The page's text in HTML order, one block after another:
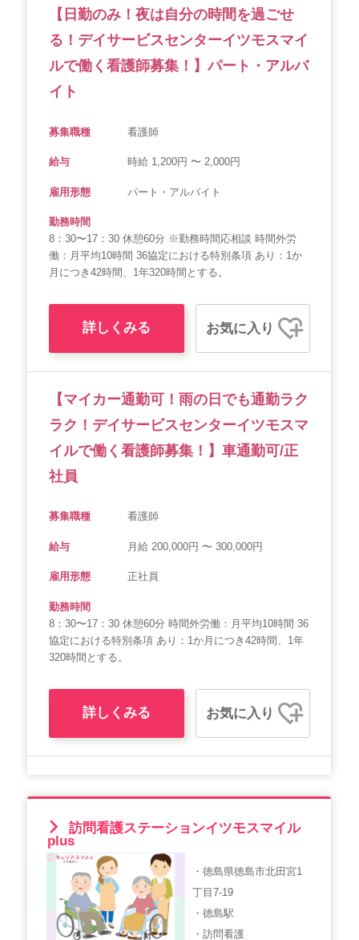
【日勤のみ！夜は自分の時間を過ごせ
る！デイサービスセンターイツモスマイ
ルで働く看護師募集！】パート・アルバ
イト
募集職種 看護師
給与 時給 1,200円 〜 2,000円
雇用形態 パート・アルバイト
勤務時間
8：30〜17：30 休憩60分 ※勤務時間応相談 時間外労
働：月平均10時間 36協定における特別条項 あり：1か
月につき42時間、1年320時間とする。
詳しくみる お気に入り
【マイカー通勤可！雨の日でも通勤ラク
ラク！デイサービスセンターイツモスマ
イルで働く看護師募集！】車通勤可/正
社員
募集職種 看護師
給与 月給 200,000円 〜 300,000円
雇用形態 正社員
勤務時間
8：30〜17：30 休憩60分 時間外労働：月平均10時間 36
協定における特別条項 あり：1か月につき42時間、1年
320時間とする。
詳しくみる お気に入り
訪問看護ステーションイツモスマイル
plus
・徳島県徳島市北田宮1
丁目7-19
・徳島駅
・訪問看護